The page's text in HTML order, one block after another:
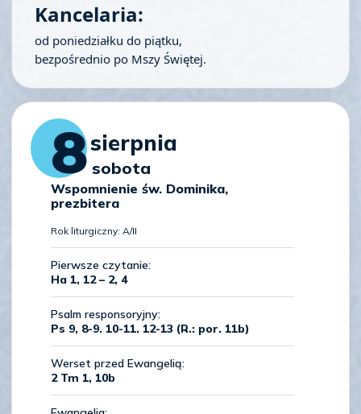
Kancelaria:
od poniedziałku do piątku,
bezpośrednio po Mszy Świętej.